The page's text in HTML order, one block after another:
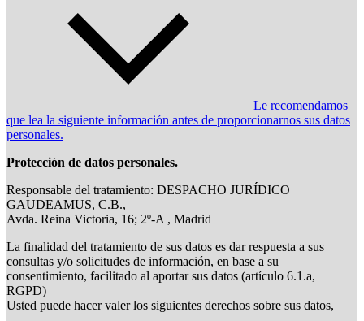
Le recomendamos
que lea la siguiente información antes de proporcionarnos sus datos
personales.
Protección de datos personales.
Responsable del tratamiento: DESPACHO JURÍDICO
GAUDEAMUS, C.B.,
Avda. Reina Victoria, 16; 2º-A , Madrid
La finalidad del tratamiento de sus datos es dar respuesta a sus
consultas y/o solicitudes de información, en base a su
consentimiento, facilitado al aportar sus datos (artículo 6.1.a,
RGPD)
Usted puede hacer valer los siguientes derechos sobre sus datos,